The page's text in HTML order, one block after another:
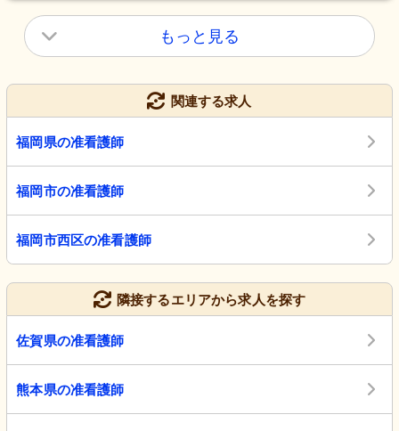
もっと見る
関連する求人
福岡県の准看護師
福岡市の准看護師
福岡市西区の准看護師
隣接するエリアから求人を探す
佐賀県の准看護師
熊本県の准看護師